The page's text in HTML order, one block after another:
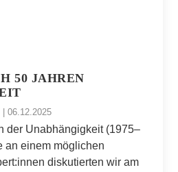
50 JAHREN
|06.12.2025
der Unabhängigkeit (1975–
an einem möglichen
diskutierten wir am